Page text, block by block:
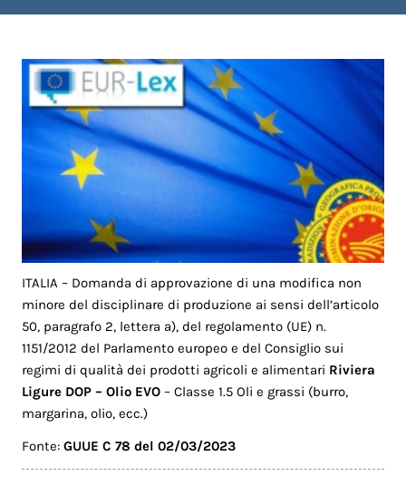
ITALIA – Domanda di approvazione di una modifica non
minore del disciplinare di produzione ai sensi dell’articolo
50, paragrafo 2, lettera a), del regolamento (UE) n.
1151/2012 del Parlamento europeo e del Consiglio sui
regimi di qualità dei prodotti agricoli e alimentari Riviera
Ligure DOP – Olio EVO – Classe 1.5 Oli e grassi (burro,
margarina, olio, ecc.)
Fonte:GUUE C 78 del 02/03/2023